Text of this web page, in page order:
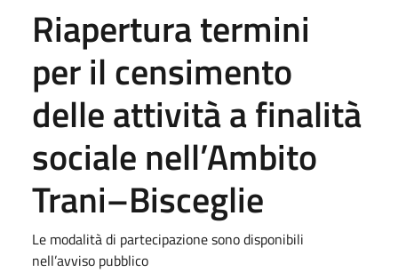
Riapertura termini
per il censimento
delle attività a finalità
sociale nell’Ambito
Trani–Bisceglie
Le modalità di partecipazione sono disponibili
nell’avviso pubblico